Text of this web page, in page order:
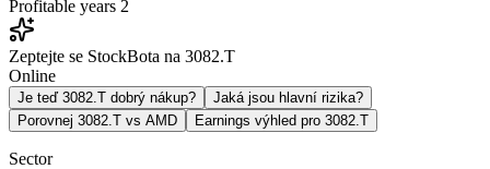
Profitable years 2
Zeptejte se StockBota na 3082.T
Online
Je teď 3082.T dobrý nákup?
Jaká jsou hlavní rizika?
Porovnej 3082.T vs AMD
Earnings výhled pro 3082.T
Sector